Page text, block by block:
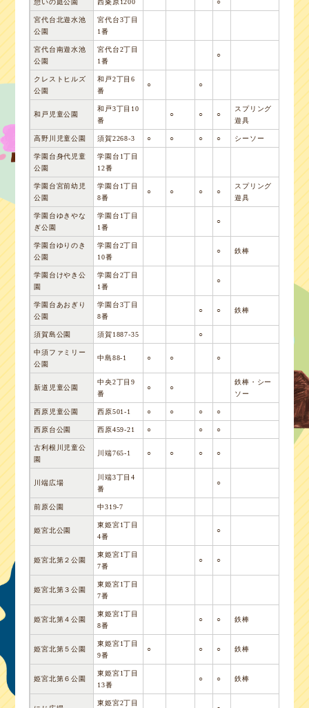
憩いの庭公園 西粂原1200 ○
宮代台北遊水池
公園
宮代台3丁目
1番
宮代台南遊水池
公園
宮代台2丁目
1番
○
クレストヒルズ
公園
和戸2丁目6
番
○ ○
和戸児童公園
和戸3丁目10
番
○ ○ ○
スプリング
遊具
高野川児童公園 須賀2268-3 ○ ○ ○ ○ シーソー
学園台身代児童
公園
学園台1丁目
12番
学園台宮前幼児
公園
学園台1丁目
8番
○ ○ ○ ○
スプリング
遊具
学園台ゆきやな
ぎ公園
学園台1丁目
1番
○
学園台ゆりのき
公園
学園台2丁目
10番
○ 鉄棒
学園台けやき公
園
学園台2丁目
1番
○
学園台あおぎり
公園
学園台3丁目
8番
○ ○ 鉄棒
須賀島公園 須賀1887-35 ○
中須ファミリー
公園
中島88-1 ○ ○ ○
新道児童公園
中央2丁目9
番
○ ○
鉄棒・シー
ソー
西原児童公園 西原501-1 ○ ○ ○ ○
西原台公園 西原459-21 ○ ○ ○
古利根川児童公
園
川端765-1 ○ ○ ○ ○
川端広場
川端3丁目4
番
○
前原公園 中319-7
姫宮北公園
東姫宮1丁目
4番
○
姫宮北第２公園
東姫宮1丁目
7番
○ ○
姫宮北第３公園
東姫宮1丁目
7番
姫宮北第４公園
東姫宮1丁目
8番
○ ○ 鉄棒
姫宮北第５公園
東姫宮1丁目
9番
○ ○ ○ 鉄棒
姫宮北第６公園
東姫宮1丁目
13番
○ ○ 鉄棒
東姫宮2丁目